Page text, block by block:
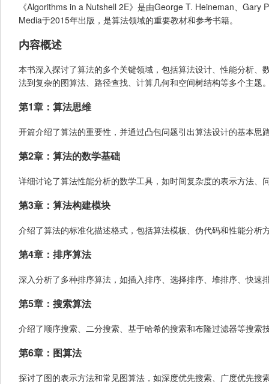
《Algorithms in a Nutshell 2E》是由George T. Heineman、
Media于2015年出版，是算法领域的重要教材和参考书籍。
内容概述
本书深入探讨了算法的多个关键领域，包括算法设计、性能分析
法到复杂的图算法、路径查找、计算几何和空间树结构等多个主题
第1章：算法思维
开篇介绍了算法的重要性，并通过凸包问题引出算法设计的基本
第2章：算法的数学基础
详细讨论了算法性能分析的数学工具，如时间复杂度的表示方法
第3章：算法构建模块
介绍了算法的标准化描述格式，包括算法模板、伪代码和性能分析
第4章：排序算法
深入分析了多种排序算法，如插入排序、选择排序、堆排序、快
第5章：搜索算法
介绍了顺序搜索、二分搜索、基于哈希的搜索和布隆过滤器等搜索
第6章：图算法
探讨了图的表示方法和常见图算法，如深度优先搜索、广度优先搜